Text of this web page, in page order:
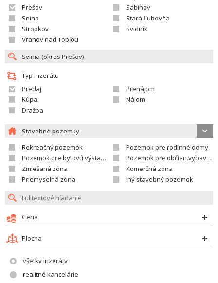
Prešov
Sabinov
Snina
Stará Ľubovňa
Stropkov
Svidník
Vranov nad Topľou
Typ inzerátu
Predaj
Prenájom
Kúpa
Nájom
Dražba
Stavebné pozemky
Rekreačný pozemok
Pozemok pre rodinné domy
Pozemok pre bytovú výstavbu
Pozemok pre občian.vybavenosť
Zmiešaná zóna
Komerčná zóna
Priemyselná zóna
Iný stavebný pozemok
Cena
Plocha
všetky inzeráty
realitné kancelárie